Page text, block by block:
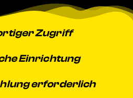
Zugriff
Einrichtung
erforderlich